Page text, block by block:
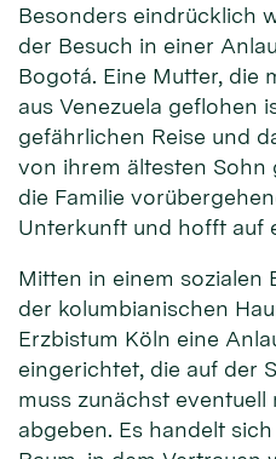
Besonders eindrücklich
der Besuch in einer
Bogotá. Eine Mutter, die
aus Venezuela geflohen
gefährlichen Reise und
von ihrem ältesten Sohn
die Familie
Unterkunft und hofft auf
Mitten in einem sozialen
der kolumbianischen
Erzbistum Köln eine
eingerichtet, die auf der
muss zunächst
abgeben. Es handelt